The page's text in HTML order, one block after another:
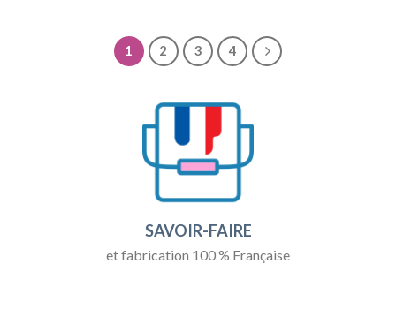
1 2 3 4
SAVOIR-FAIRE
et fabrication 100 % Française